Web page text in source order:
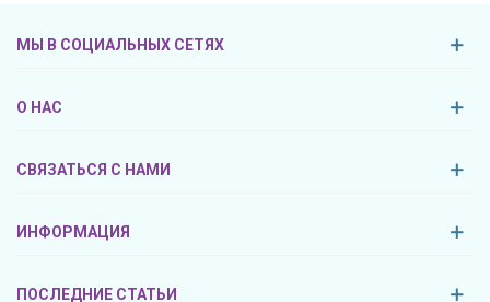
МЫ В СОЦИАЛЬНЫХ СЕТЯХ
О НАС
СВЯЗАТЬСЯ С НАМИ
ИНФОРМАЦИЯ
ПОСЛЕДНИЕ СТАТЬИ